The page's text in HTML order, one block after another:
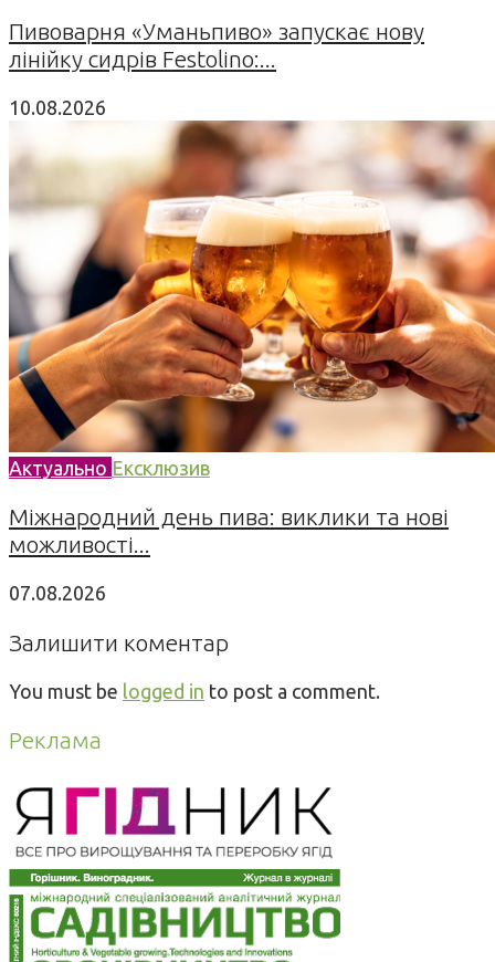
Пивоварня «Уманьпиво» запускає нову
лінійку сидрів Festolino:...
10.08.2026
Актуально Ексклюзив
Міжнародний день пива: виклики та нові
можливості...
07.08.2026
Залишити коментар
You must be logged in to post a comment.
Реклама